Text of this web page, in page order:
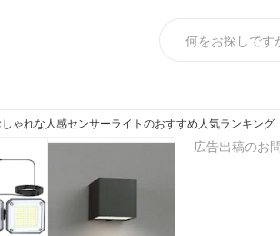
しゃれな人感センサーライトのおすすめ人気ランキング
広告出稿のお